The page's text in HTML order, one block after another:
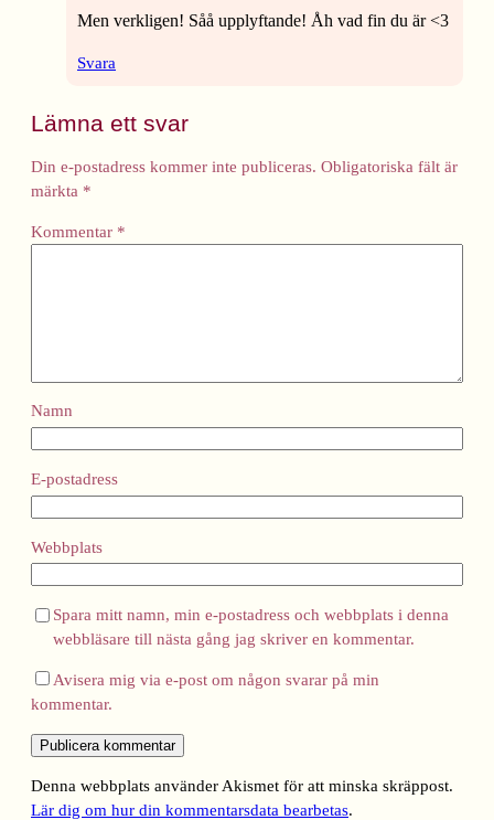
Men verkligen! Såå upplyftande! Åh vad fin du är <3
Svara
Lämna ett svar
Din e-postadress kommer inte publiceras. Obligatoriska fält är
märkta *
Kommentar *
Namn
E-postadress
Webbplats
Spara mitt namn, min e-postadress och webbplats i denna
webbläsare till nästa gång jag skriver en kommentar.
Avisera mig via e-post om någon svarar på min
kommentar.
Denna webbplats använder Akismet för att minska skräppost.
Lär dig om hur din kommentarsdata bearbetas.